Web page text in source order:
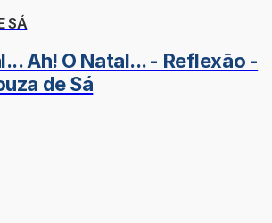
SÁ
Ah! O Natal... - Reflexão -
de Sá